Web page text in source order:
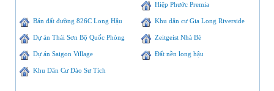
Hiệp Phước Premia
Bán đất đường 826C Long Hậu Khu dân cư Gia Long Riverside
Dự án Thái Sơn Bộ Quốc Phòng Zeitgeist Nhà Bè
Dự án Saigon Village Đất nền long hậu
Khu Dân Cư Đào Sư Tích